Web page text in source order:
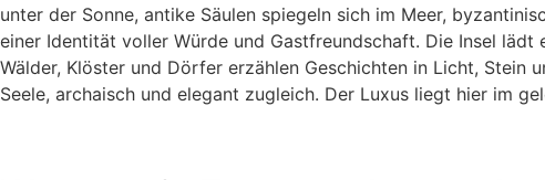
unter der Sonne, antike Säulen spiegeln sich im Meer,
einer Identität voller Würde und Gastfreundschaft. Die Insel lädt
Wälder, Klöster und Dörfer erzählen Geschichten in Licht, Stein
Seele, archaisch und elegant zugleich. Der Luxus liegt hier im